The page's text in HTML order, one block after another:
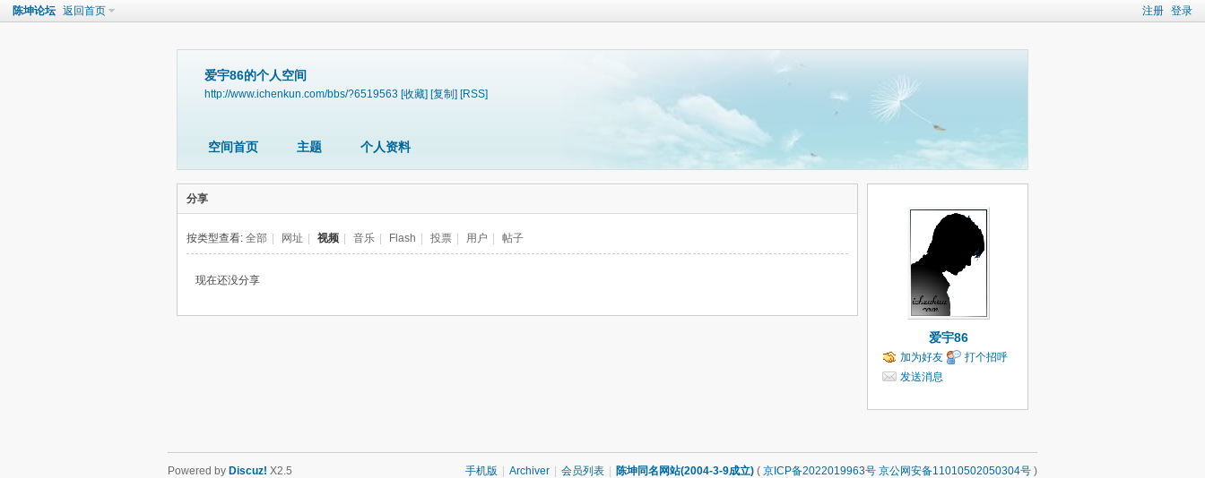
注册 登录
陈坤论坛 返回首页
爱宇86的个人空间
http://www.ichenkun.com/bbs/?6519563 [收藏] [复制] [RSS]
空间首页 主题 个人资料
分享
按类型查看: 全部 网址 视频 音乐 Flash 投票 用户 帖子
现在还没分享
爱宇86
加为好友
打个招呼
发送消息
手机版 Archiver 会员列表 陈坤同名网站(2004-3-9成立) ( 京ICP备2022019963号 京公网安备11010502050304号 )
Powered by Discuz! X2.5